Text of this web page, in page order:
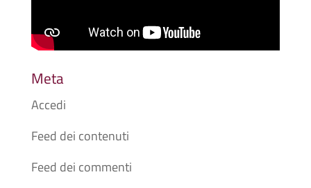
Meta
Accedi
Feed dei contenuti
Feed dei commenti